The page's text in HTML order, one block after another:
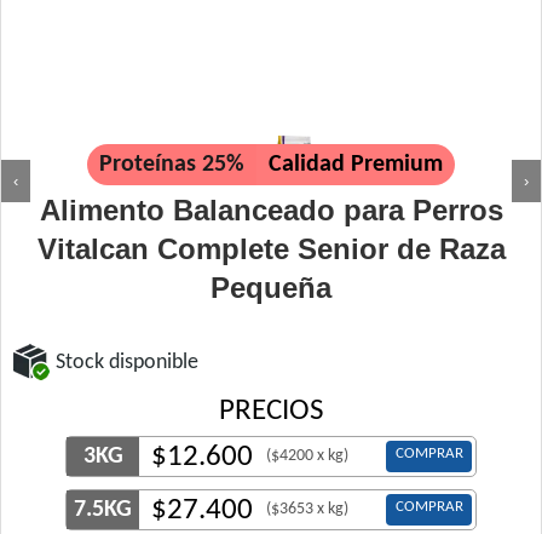
‹ ›
Proteínas 25% Calidad Premium
Alimento Balanceado para Perros
Vitalcan Complete Senior de Raza
Pequeña
Stock disponible
PRECIOS
3KG $12.600 ($4200 x kg) COMPRAR
7.5KG $27.400 ($3653 x kg) COMPRAR